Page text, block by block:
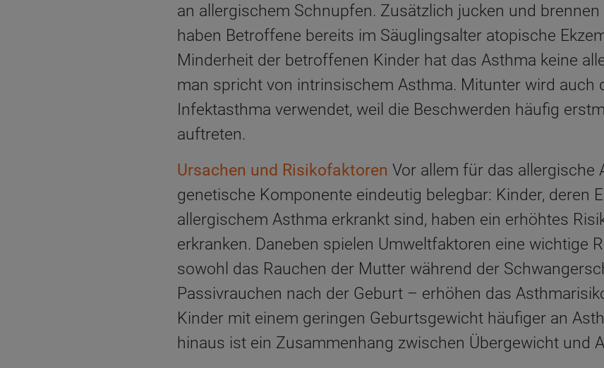
an allergischem Schnupfen. Zusätzlich jucken und
haben Betroffene bereits im Säuglingsalter atopische
Minderheit der betroffenen Kinder hat das Asthma keine
man spricht von intrinsischem Asthma. Mitunter wird auch
Infektasthma verwendet, weil die Beschwerden häufig
auftreten.
Ursachen und Risikofaktoren Vor allem für das allergische
genetische Komponente eindeutig belegbar: Kinder, deren
allergischem Asthma erkrankt sind, haben ein erhöhtes
erkranken. Daneben spielen Umweltfaktoren eine wichtige
sowohl das Rauchen der Mutter während der
Passivrauchen nach der Geburt – erhöhen das
Kinder mit einem geringen Geburtsgewicht häufiger an
hinaus ist ein Zusammenhang zwischen Übergewicht und